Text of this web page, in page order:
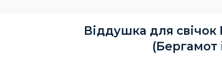
Віддушка для
(Бергамот